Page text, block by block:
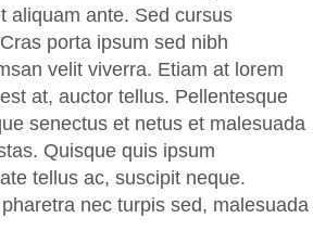
aliquam ante. Sed cursus
porta ipsum sed nibh
velit viverra. Etiam at lorem
at, auctor tellus. Pellentesque
senectus et netus et malesuada
Quisque quis ipsum
tellus ac, suscipit neque.
nec turpis sed, malesuada